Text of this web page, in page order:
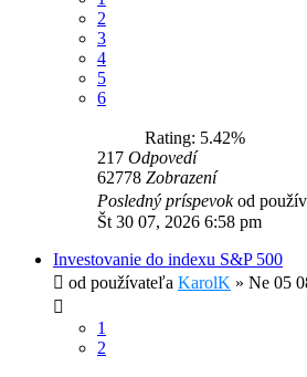
2
3
4
5
6
Rating: 5.42%
217 Odpovedí
62778 Zobrazení
Posledný príspevokod
Št 30 07, 2026 6:58 pm
Investovanie do indexu S&P 500
od používateľa KarolK » Ne 05
1
2